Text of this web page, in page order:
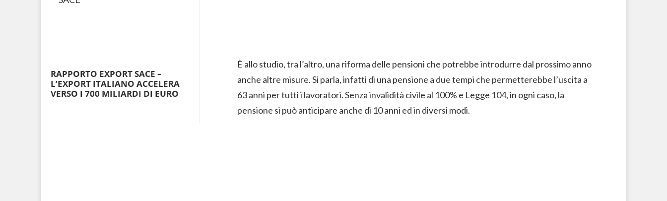
È allo studio, tra l’altro, una riforma delle pensioni che potrebbe introdurre dal prossimo anno
anche altre misure. Si parla, infatti di una pensione a due tempi che permetterebbe l’uscita a
63 anni per tutti i lavoratori. Senza invalidità civile al 100% e Legge 104, in ogni caso, la
pensione si può anticipare anche di 10 anni ed in diversi modi.
RAPPORTO EXPORT SACE –
L’EXPORT ITALIANO ACCELERA
VERSO I 700 MILIARDI DI EURO